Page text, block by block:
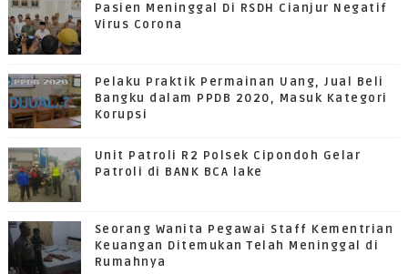
Pasien Meninggal Di RSDH Cianjur Negatif
Virus Corona
Pelaku Praktik Permainan Uang, Jual Beli
Bangku dalam PPDB 2020, Masuk Kategori
Korupsi
Unit Patroli R2 Polsek Cipondoh Gelar
Patroli di BANK BCA lake
Seorang Wanita Pegawai Staff Kementrian
Keuangan Ditemukan Telah Meninggal di
Rumahnya